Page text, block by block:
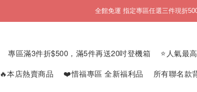
專區滿3件折$500，滿5件再送20吋登機箱 ⭐人氣最
🔥本店熱賣商品 ❤️惜福專區 全新福利品 所有聯名款
全館免運 指定專區任選三件現折